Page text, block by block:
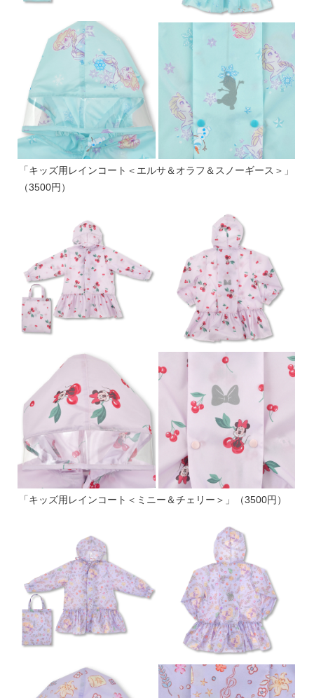
「キッズ用レインコート＜エルサ＆オラフ＆スノーギース＞」
（3500円）
「キッズ用レインコート＜ミニー＆チェリー＞」（3500円）